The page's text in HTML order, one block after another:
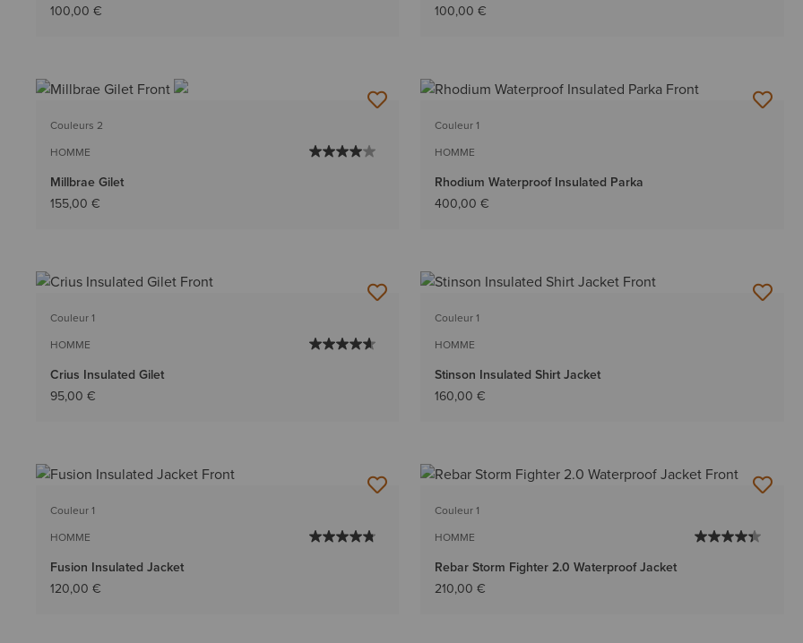
100,00 € 100,00 €
Couleurs 2
HOMME
Millbrae Gilet
155,00 €
Couleur 1
HOMME
Rhodium Waterproof Insulated Parka
400,00 €
Couleur 1
HOMME
Crius Insulated Gilet
95,00 €
Couleur 1
HOMME
Stinson Insulated Shirt Jacket
160,00 €
Couleur 1
HOMME
Fusion Insulated Jacket
120,00 €
Couleur 1
HOMME
Rebar Storm Fighter 2.0 Waterproof Jacket
210,00 €